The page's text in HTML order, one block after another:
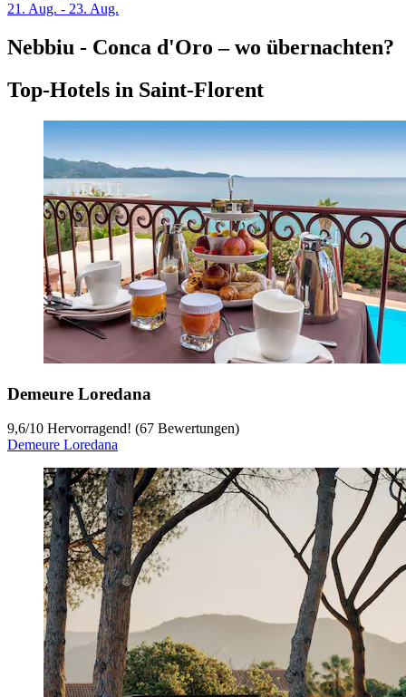
21. Aug. - 23. Aug.
Nebbiu - Conca d'Oro – wo übernachten?
Top-Hotels in Saint-Florent
Demeure Loredana
9,6/10 Hervorragend! (67 Bewertungen)
Demeure Loredana